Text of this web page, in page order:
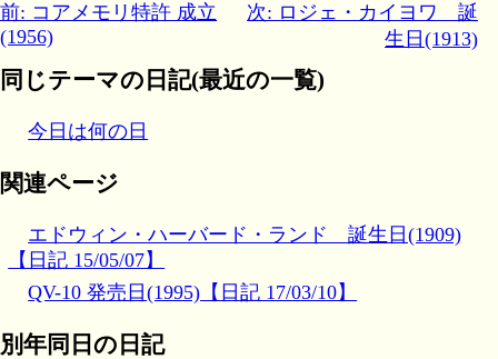
前: コアメモリ特許 成立
(1956)
次: ロジェ・カイヨワ 誕
生日(1913)
同じテーマの日記(最近の一覧)
今日は何の日
関連ページ
エドウィン・ハーバード・ランド 誕生日(1909)
【日記 15/05/07】
QV-10 発売日(1995)【日記 17/03/10】
別年同日の日記